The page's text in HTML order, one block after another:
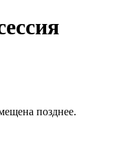
позднее.